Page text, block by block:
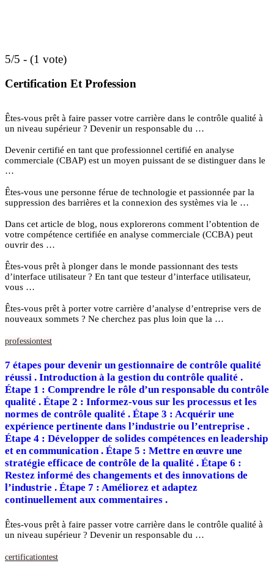
5/5 - (1 vote)
Certification Et Profession
Êtes-vous prêt à faire passer votre carrière dans le contrôle qualité à
un niveau supérieur ? Devenir un responsable du …
Devenir certifié en tant que professionnel certifié en analyse
commerciale (CBAP) est un moyen puissant de se distinguer dans le
…
Êtes-vous une personne férue de technologie et passionnée par la
suppression des barrières et la connexion des systèmes via le …
Dans cet article de blog, nous explorerons comment l’obtention de
votre compétence certifiée en analyse commerciale (CCBA) peut
ouvrir des …
Êtes-vous prêt à plonger dans le monde passionnant des tests
d’interface utilisateur ? En tant que testeur d’interface utilisateur,
vous …
Êtes-vous prêt à porter votre carrière d’analyse d’entreprise vers de
nouveaux sommets ? Ne cherchez pas plus loin que la …
professiontest
7 étapes pour devenir un gestionnaire de contrôle qualité
réussi . Introduction à la gestion du contrôle qualité .
Étape 1 : Comprendre le rôle d’un responsable du contrôle
qualité . Étape 2 : Informez-vous sur les processus et les
normes de contrôle qualité . Étape 3 : Acquérir une
expérience pertinente dans l’industrie ou l’entreprise .
Étape 4 : Développer de solides compétences en leadership
et en communication . Étape 5 : Mettre en œuvre une
stratégie efficace de contrôle de la qualité . Étape 6 :
Restez informé des changements et des innovations de
l’industrie . Étape 7 : Améliorez et adaptez
continuellement aux commentaires .
Êtes-vous prêt à faire passer votre carrière dans le contrôle qualité à
un niveau supérieur ? Devenir un responsable du …
certificationtest